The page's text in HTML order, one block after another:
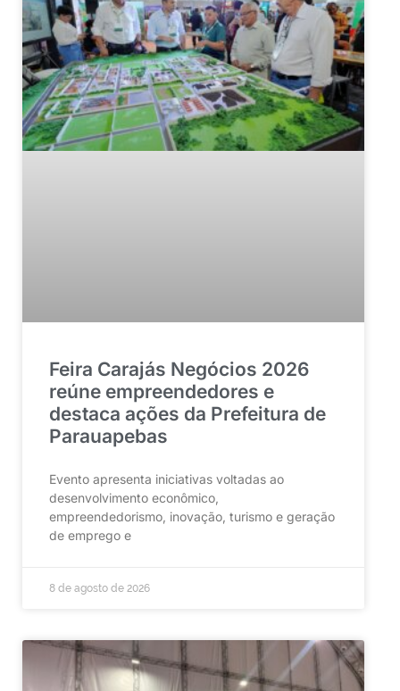
Feira Carajás Negócios 2026
reúne empreendedores e
destaca ações da Prefeitura de
Parauapebas
Evento apresenta iniciativas voltadas ao
desenvolvimento econômico,
empreendedorismo, inovação, turismo e geração
de emprego e
8 de agosto de 2026